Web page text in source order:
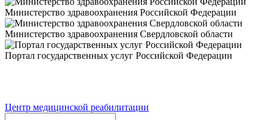
Министерство здравоохранения Российской Федерации
Министерство здравоохранения Свердловской области
Портал государственных услуг Российской Федерации
Центр медицинской реабилитации